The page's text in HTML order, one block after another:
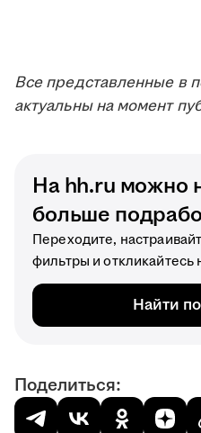
Все представленные в
актуальны на момент
На hh.ru можно
больше
Переходите,
фильтры и
Найти
Поделиться: